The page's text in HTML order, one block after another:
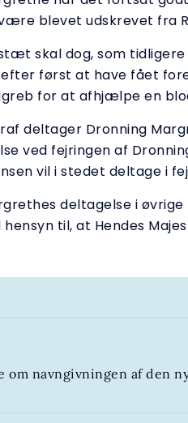
blevet udskrevet fra
skal dog, som
først at have fået
for at afhjælpe en
deltager Dronning
ved fejringen af
vil i stedet deltage i
deltagelse i
hensyn til, at Hendes
om navngivningen af den